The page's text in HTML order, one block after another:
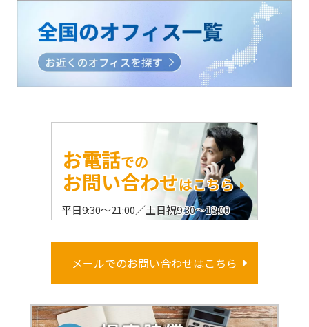
お電話での
お問い合わせはこちら
平日9:30〜21:00／土日祝9:30〜18:00
メールでのお問い合わせはこちら